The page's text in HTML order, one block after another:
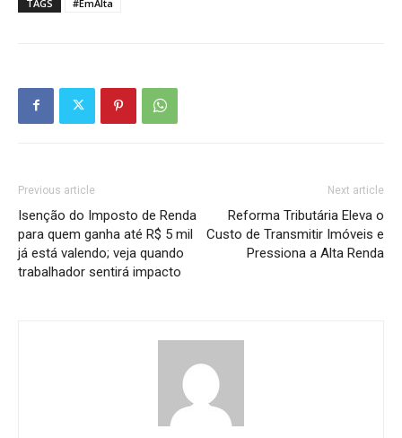
TAGS #EmAlta
Previous article
Isenção do Imposto de Renda
para quem ganha até R$ 5 mil
já está valendo; veja quando
trabalhador sentirá impacto
Next article
Reforma Tributária Eleva o
Custo de Transmitir Imóveis e
Pressiona a Alta Renda